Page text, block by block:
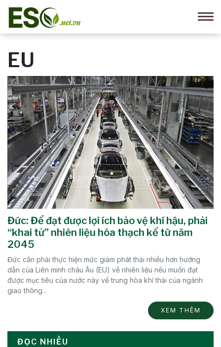
EU
Đức: Để đạt được lợi ích bảo vệ khí hậu, phải
“khai tử” nhiên liệu hóa thạch kể từ năm
2045
Đức cần phải thực hiện mức giảm phát thải nhiều hơn hướng
dẫn của Liên minh châu Âu (EU) về nhiên liệu nếu muốn đạt
được mục tiêu của nước này về trung hòa khí thải của ngành
giao thông...
XEM THÊM
ĐỌC NHIỀU